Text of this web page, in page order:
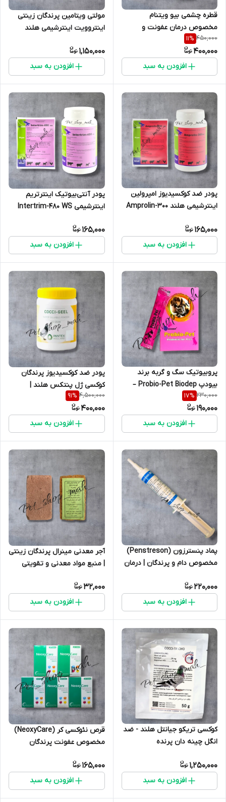
قطره چشمی بیو ویتنام
مخصوص درمان عفونت و
التهاب چشم حیوانات و پرندگان
– ۱۰ میلی‌لیتر
450,000
11%
400,000
افزودن به سبد
مولتی ویتامین پرندگان زینتی
اینتروویت اینترشیمی هلند
1,150,000
افزودن به سبد
پودر ضد کوکسیدیوز امپرولین
اینترشیمی هلند Amprolin-300
ساخت هلند
165,000
افزودن به سبد
پودر آنتی‌بیوتیک اینترتریم
اینترشیمی Intertrim-480 WS
تنفسی و گوارشی در دام و طیور
– محصول هلند
165,000
افزودن به سبد
پروبیوتیک سگ و گربه برند
بیودپ Probio-Pet Biodep –
تقویت گوارش و افزایش اشتها
230,000
17%
190,000
افزودن به سبد
پودر ضد کوکسیدیوز پرندگان
کوکسی ژل پنتکس هلند |
COCCI-GEEL
4,500,000
91%
400,000
افزودن به سبد
پماد پنسترزون (Penstreson)
مخصوص دام و پرندگان | درمان
پرندگان
220,000
افزودن به سبد
آجر معدنی مینرال پرندگان زینتی
| منبع مواد معدنی و تقویتی
32,000
افزودن به سبد
کوکسی تریکو جیانتل هلند - ضد
انگل چینه دان پرنده
1,250,000
افزودن به سبد
قرص نئوکسی کر (NeoxyCare)
مخصوص عفونت پرندگان
165,000
افزودن به سبد